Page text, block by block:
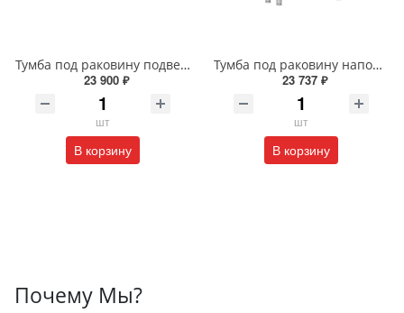
Тумба под раковину подвесная EQUIL Глеам 80.1Я/Gleam 80.1Y амарок/дуб вотан tpGLEAM80.1Y-25
23 900 ₽
шт
В корзину
Тумба под раковину напольная EQUIL Найс 60 см tnNICE60.2Y-05 белая
23 737 ₽
шт
В корзину
Почему Мы?